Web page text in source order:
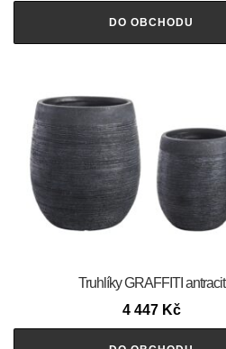
DO OBCHODU
Truhlíky GRAFFITI antracit
4 447 Kč